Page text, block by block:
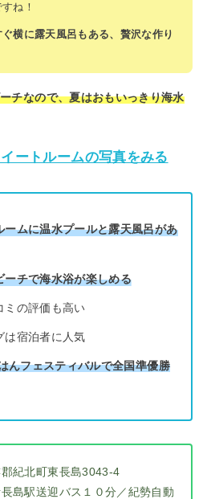
ね！
ぐ横に露天風呂もある、贅沢な作り
チなので、夏はおもいっきり海水
ートルームの写真をみる
ームに温水プールと露天風呂があ
ーチで海水浴が楽しめる
ミの評価も高い
は宿泊者に人気
んフェスティバルで全国準優勝
郡紀北町東長島3043-4
島駅送迎バス１０分／紀勢自動